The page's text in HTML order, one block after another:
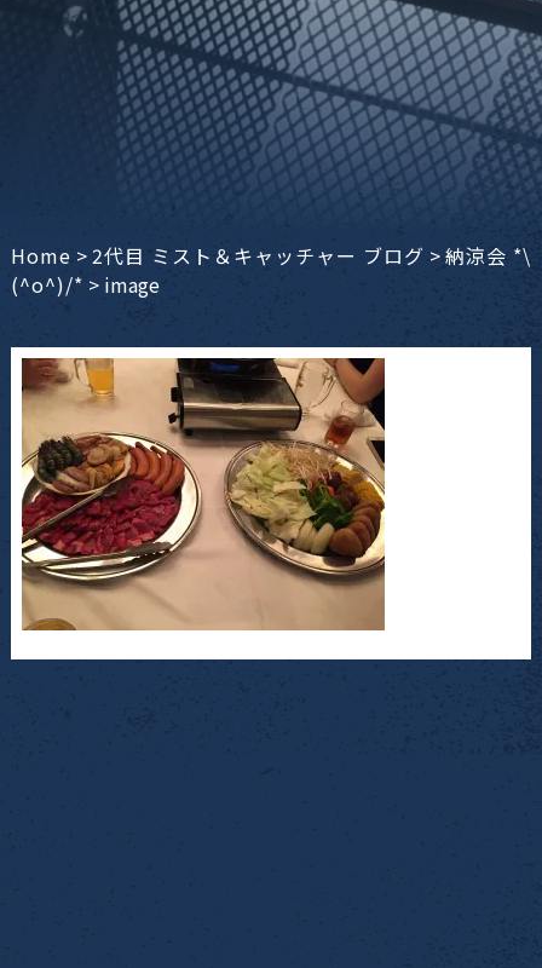
Home >2代目 ミスト＆キャッチャー ブログ >納涼会 *\
(^o^)/* > image